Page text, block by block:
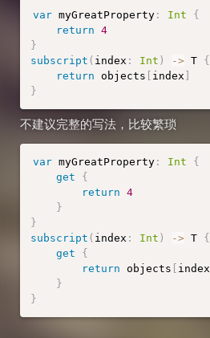
var myGreatProperty : Int
{
return 4
}
subscript ( index : Int ) -> T {
return objects [ index ]
}
不建议完整的写法，比较繁琐
var myGreatProperty : Int
{
get
{
return 4
}
}
subscript ( index : Int ) -> T {
get
{
return objects index
}
}